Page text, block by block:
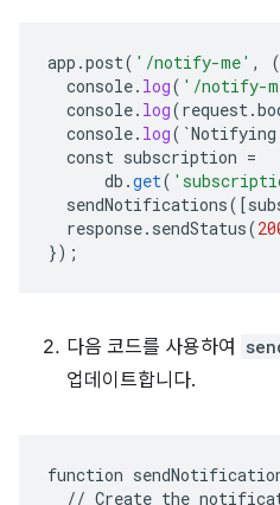
app .post( '/notify-me' , (
console. log( '/notify-
console. log(request.
console. log( `Notifying
const subscription =
db .get(
sendNotifications( [
response. sendStatus(
});
다음 코드를 사용하여
업데이트합니다.
function
// Create the